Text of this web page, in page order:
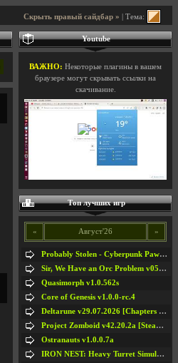
Скрыть правый сайдбар » | Тема:
Youtube
ВАЖНО: Некоторые плагины в вашем
браузере могут скрывать ссылки на
скачивание.
Топ лучших игр
« Август'26 »
Probably Stolen - Cyberpunk Pawnshop Simulator v048c [Playtest]
Sir, We Have an Orc Problem v05.08.2026
Quasimorph v1.0.562s
Core of Genesis v1.0.0-rc.4
Deltarune v29.07.2026 [Chapters 1-5] / + RUS [Chapters 1-5]
Project Zomboid v42.20.2a [Steam Early Access]
Ostranauts v1.0.0.7a
IRON NEST: Heavy Turret Simulator v1.0a